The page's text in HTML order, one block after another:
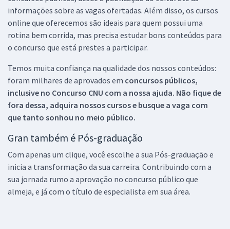
informações sobre as vagas ofertadas. Além disso, os cursos
online que oferecemos são ideais para quem possui uma
rotina bem corrida, mas precisa estudar bons conteúdos para
o concurso que está prestes a participar.
Temos muita confiança na qualidade dos nossos conteúdos:
foram milhares de aprovados em concursos públicos,
inclusive no Concurso CNU com a nossa ajuda. Não fique de
fora dessa, adquira nossos cursos e busque a vaga com
que tanto sonhou no meio público.
Gran também é Pós-graduação
Com apenas um clique, você escolhe a sua Pós-graduação e
inicia a transformação da sua carreira. Contribuindo com a
sua jornada rumo a aprovação no concurso público que
almeja, e já com o título de especialista em sua área.